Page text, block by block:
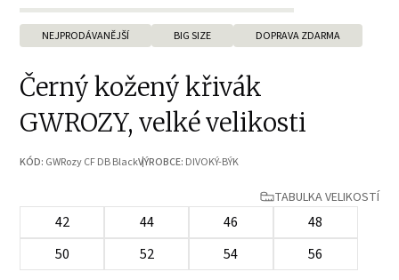
NEJPRODÁVANĚJŠÍ BIG SIZE DOPRAVA ZDARMA
Černý kožený křivák
GWROZY, velké velikosti
KÓD: GWRozy CF DB BlackVÝROBCE: DIVOKÝ-BÝK
TABULKA VELIKOSTÍ
42 44 46
48
50
52 54 56